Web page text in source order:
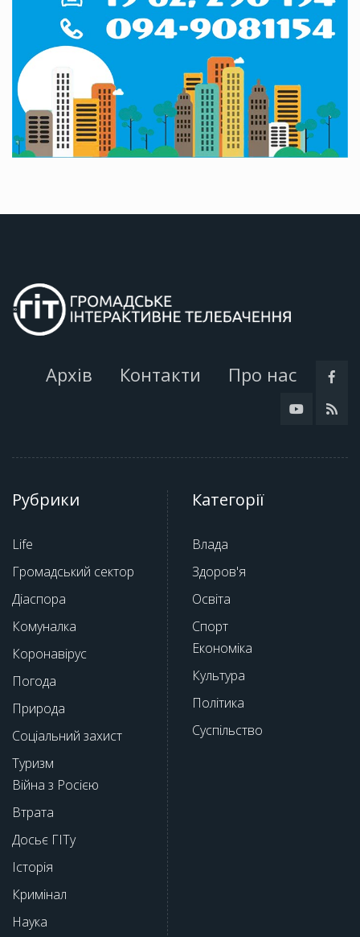
Архів Контакти Про нас
Рубрики
Life
Громадський сектор
Діаспора
Комуналка
Коронавірус
Погода
Природа
Соціальний захист
Туризм
Війна з Росією
Втрата
Досьє ГІТу
Історія
Кримінал
Наука
Категорії
Влада
Здоров'я
Освіта
Спорт
Економіка
Культура
Політика
Суспільство